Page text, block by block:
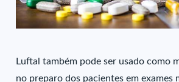
Luftal também pode ser usado como
no preparo dos pacientes em exames